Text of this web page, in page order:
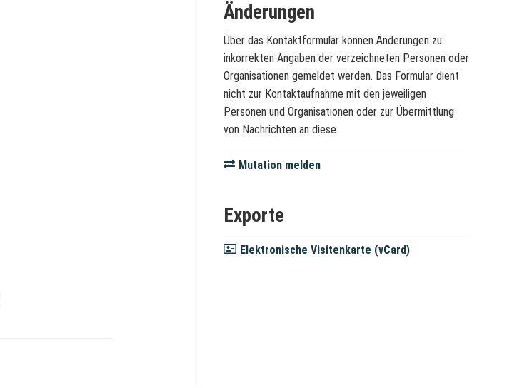
Änderungen
Über das Kontaktformular können Änderungen zu
inkorrekten Angaben der verzeichneten Personen oder
Organisationen gemeldet werden. Das Formular dient
nicht zur Kontaktaufnahme mit den jeweiligen
Personen und Organisationen oder zur Übermittlung
von Nachrichten an diese.
Mutation melden
Exporte
Elektronische Visitenkarte (vCard)